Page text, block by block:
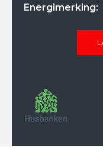
Energimerking: